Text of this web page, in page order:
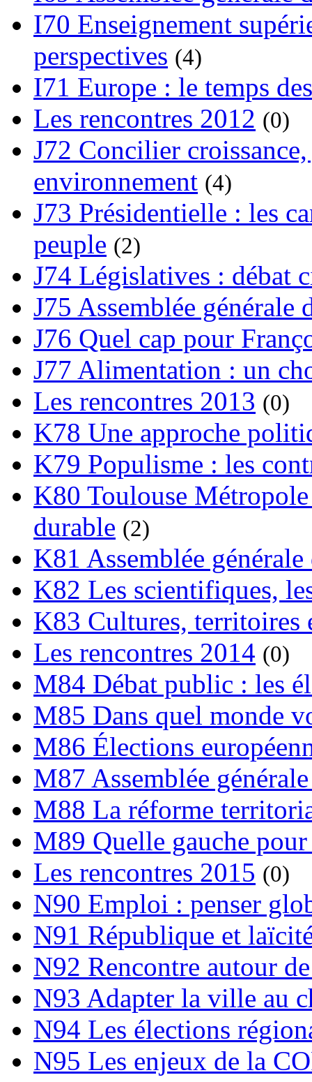
I70 Enseignement
perspectives (4)
I71 Europe : le temps
Les rencontres 2012 (0)
J72 Concilier
environnement (4)
J73 Présidentielle : les
peuple (2)
J74 Législatives : débat
J75 Assemblée générale
J76 Quel cap pour
J77 Alimentation : un
Les rencontres 2013 (0)
K78 Une approche
K79 Populisme : les
K80 Toulouse
durable (2)
K81 Assemblée
K82 Les scientifiques,
K83 Cultures, territoires
Les rencontres 2014 (0)
M84 Débat public : les
M85 Dans quel monde
M86 Élections
M87 Assemblée
M88 La réforme
M89 Quelle gauche
Les rencontres 2015 (0)
N90 Emploi : penser
N91 République et
N92 Rencontre autour
N93 Adapter la ville au
N94 Les élections
N95 Les enjeux de la